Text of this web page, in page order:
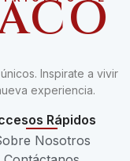
Inspirate a vivir
experiencia.
Rápidos
Nosotros